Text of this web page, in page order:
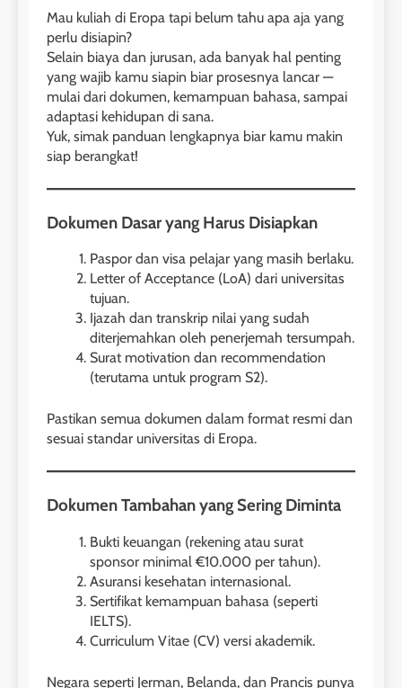
Mau kuliah di Eropa tapi belum tahu apa aja yang
perlu disiapin?
Selain biaya dan jurusan, ada banyak hal penting
yang wajib kamu siapin biar prosesnya lancar —
mulai dari dokumen, kemampuan bahasa, sampai
adaptasi kehidupan di sana.
Yuk, simak panduan lengkapnya biar kamu makin
siap berangkat!
Dokumen Dasar yang Harus Disiapkan
Paspor dan visa pelajar yang masih berlaku.
Letter of Acceptance (LoA) dari universitas
tujuan.
Ijazah dan transkrip nilai yang sudah
diterjemahkan oleh penerjemah tersumpah.
Surat motivation dan recommendation
(terutama untuk program S2).
Pastikan semua dokumen dalam format resmi dan
sesuai standar universitas di Eropa.
Dokumen Tambahan yang Sering Diminta
Bukti keuangan (rekening atau surat
sponsor minimal €10.000 per tahun).
Asuransi kesehatan internasional.
Sertifikat kemampuan bahasa (seperti
IELTS).
Curriculum Vitae (CV) versi akademik.
Negara seperti Jerman, Belanda, dan Prancis punya